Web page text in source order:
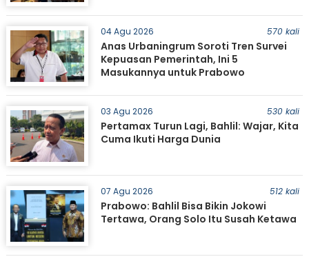
04 Agu 2026 570 kali
Anas Urbaningrum Soroti Tren Survei
Kepuasan Pemerintah, Ini 5
Masukannya untuk Prabowo
03 Agu 2026 530 kali
Pertamax Turun Lagi, Bahlil: Wajar, Kita
Cuma Ikuti Harga Dunia
07 Agu 2026 512 kali
Prabowo: Bahlil Bisa Bikin Jokowi
Tertawa, Orang Solo Itu Susah Ketawa